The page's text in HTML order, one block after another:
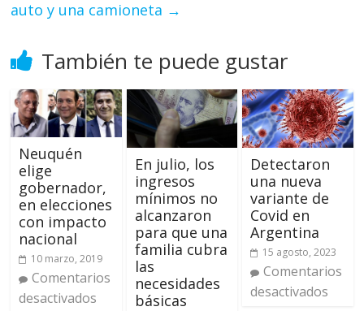
auto y una camioneta →
También te puede gustar
Neuquén
elige
gobernador,
en elecciones
con impacto
nacional
10 marzo, 2019
Comentarios
desactivados
En julio, los
ingresos
mínimos no
alcanzaron
para que una
familia cubra
las
necesidades
básicas
Detectaron
una nueva
variante de
Covid en
Argentina
15 agosto, 2023
Comentarios
desactivados